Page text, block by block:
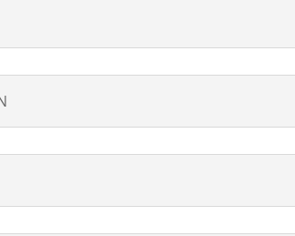
quantity